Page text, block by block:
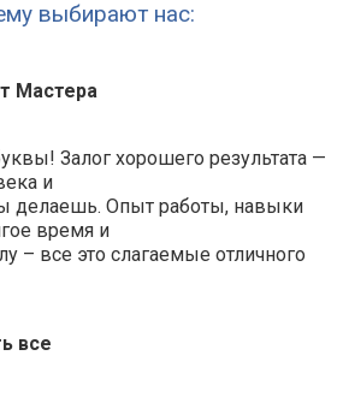
выбирают нас:
Мастера
Залог хорошего результата —
и
делаешь. Опыт работы, навыки
время и
– все это слагаемые отличного
все